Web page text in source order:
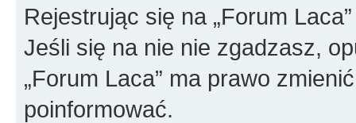
Rejestrując się na „Forum
Jeśli się na nie nie zgadzasz,
„Forum Laca” ma prawo
poinformować.